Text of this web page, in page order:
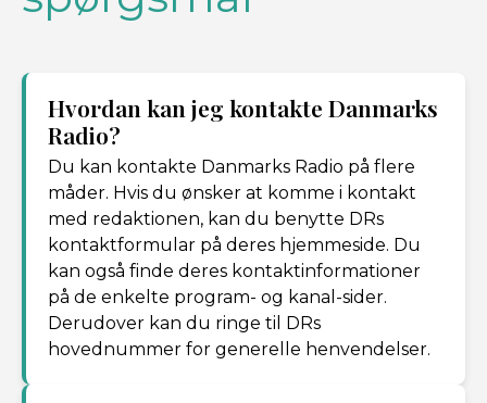
Hvordan kan jeg kontakte Danmarks
Radio?
Du kan kontakte Danmarks Radio på flere
måder. Hvis du ønsker at komme i kontakt
med redaktionen, kan du benytte DRs
kontaktformular på deres hjemmeside. Du
kan også finde deres kontaktinformationer
på de enkelte program- og kanal-sider.
Derudover kan du ringe til DRs
hovednummer for generelle henvendelser.